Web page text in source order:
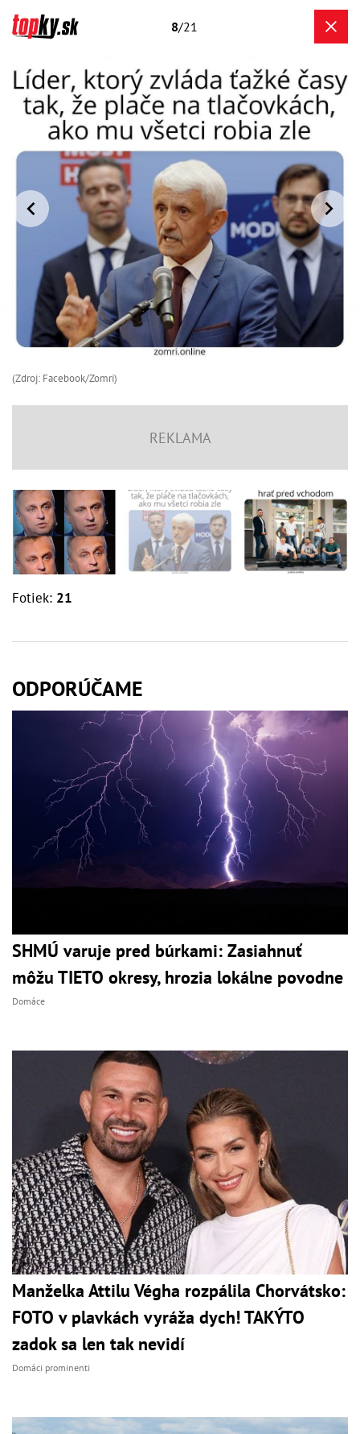
8/21
(Zdroj: Facebook/Zomri)
Fotiek: 21
ODPORÚČAME
SHMÚ varuje pred búrkami: Zasiahnuť
môžu TIETO okresy, hrozia lokálne povodne
Domáce
Manželka Attilu Végha rozpálila Chorvátsko:
FOTO v plavkách vyráža dych! TAKÝTO
zadok sa len tak nevidí
Domáci prominenti